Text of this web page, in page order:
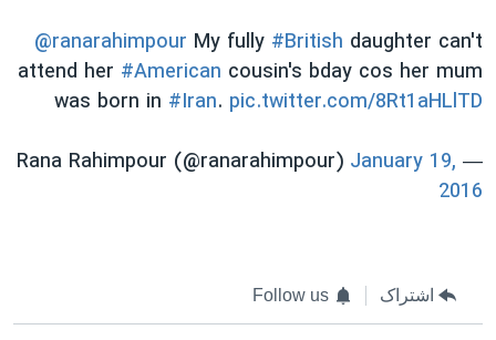
@ranarahimpour My fully #British daughter can't
attend her #American cousin's bday cos her mum
was born in #Iran. pic.twitter.com/8Rt1aHLlTD
— Rana Rahimpour (@ranarahimpour)
January 19,
2016
اشتراک Follow us